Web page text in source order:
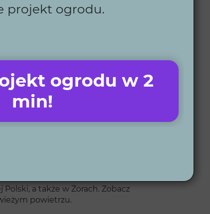
Gwarantujemy terminowość realizacji
projektami, doskonale rozumiemy potrzeby
a także w Żorach. Zobacz
powietrzu.
projekt ogrodu.
ogrodu w 2
min!